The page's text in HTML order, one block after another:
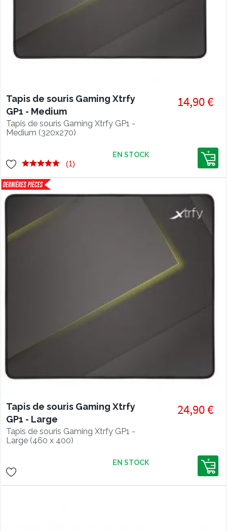
Tapis de souris Gaming Xtrfy
GP1 - Medium
Tapis de souris Gaming Xtrfy GP1 -
Medium (320x270)
14,90 €
(1)
EN STOCK
Tapis de souris Gaming Xtrfy
GP1 - Large
Tapis de souris Gaming Xtrfy GP1 -
Large (460 x 400)
24,90 €
EN STOCK